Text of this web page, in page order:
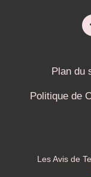
Plan du
Politique de
Les Avis de